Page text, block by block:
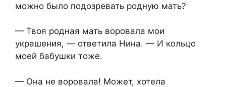
можно было подозревать родную мать?
— Твоя родная мать воровала мои
украшения, — ответила Нина. — И кольцо
моей бабушки тоже.
— Она не воровала! Может, хотела